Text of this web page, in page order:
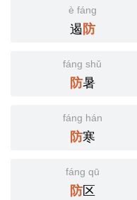
è fáng
遏防
fáng shǔ
防暑
fáng hán
防寒
fáng qū
防区